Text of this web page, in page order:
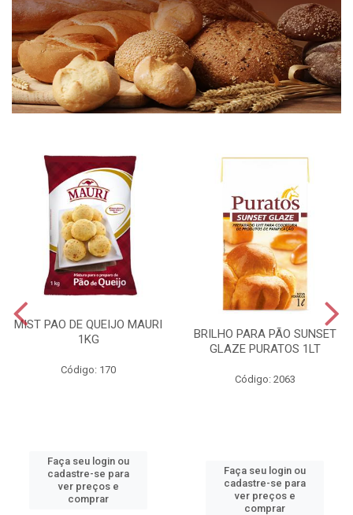
MIST PAO DE QUEIJO MAURI
1KG
Código: 170
Faça seu login ou
cadastre-se para
ver preços e
comprar
BRILHO PARA PÃO SUNSET
GLAZE PURATOS 1LT
Código: 2063
Faça seu login ou
cadastre-se para
ver preços e
comprar